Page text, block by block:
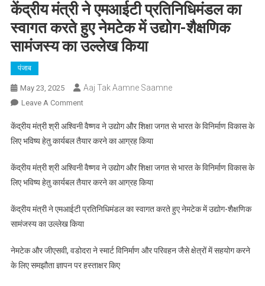
केंद्रीय मंत्री ने एमआईटी प्रतिनिधिमंडल का
स्वागत करते हुए नेमटेक में उद्योग-शैक्षणिक
सामंजस्य का उल्लेख किया
पंजाब
May 23, 2025 Aaj Tak Aamne Saamne
Leave A CommentOn
मंत्री
ने
प्रतिनिधिमंडल
का
करते
हुए
में
उद्योग-
केंद्रीय मंत्री श्री अश्विनी वैष्णव ने उद्योग और शिक्षा जगत से भारत के विनिर्माण विकास के
लिए भविष्य हेतु कार्यबल तैयार करने का आग्रह किया
केंद्रीय मंत्री श्री अश्विनी वैष्णव ने उद्योग और शिक्षा जगत से भारत के विनिर्माण विकास के
लिए भविष्य हेतु कार्यबल तैयार करने का आग्रह किया
केंद्रीय मंत्री ने एमआईटी प्रतिनिधिमंडल का स्वागत करते हुए नेमटेक में उद्योग-शैक्षणिक
सामंजस्य का उल्लेख किया
नेमटेक और जीएसवी, वडोदरा ने स्मार्ट विनिर्माण और परिवहन जैसे क्षेत्रों में सहयोग करने
के लिए समझौता ज्ञापन पर हस्ताक्षर किए